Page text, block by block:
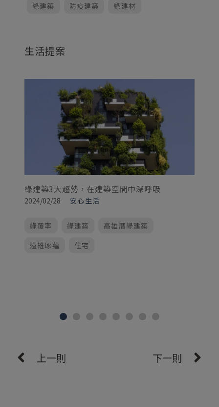
綠建築 防疫建築 綠建材
生活提案
綠建築3大趨勢，在建築空間中深呼吸
2024/02/28 安心生活
綠覆率 綠建築
高雄厝綠建築
遠雄琢蘊
住宅
上一則 下一則